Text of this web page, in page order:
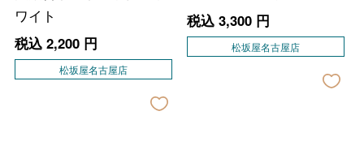
ワイト
税込 2,200円
松坂屋名古屋店
税込 3,300円
松坂屋名古屋店